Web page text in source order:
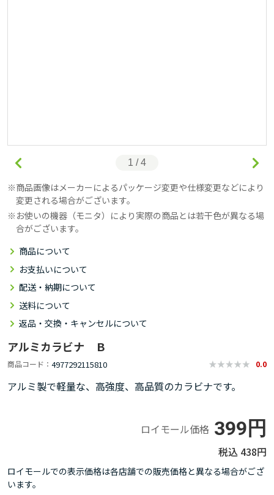
1 / 4
商品画像はメーカーによるパッケージ変更や仕様変更などにより
変更される場合がございます。
お使いの機器（モニタ）により実際の商品とは若干色が異なる場
合がございます。
商品について
お支払いについて
配送・納期について
送料について
返品・交換・キャンセルについて
アルミカラビナ Ｂ
商品コード 4977292115810 0.0
アルミ製で軽量な、高強度、高品質のカラビナです。
ロイモール価格 399円
438円
ロイモールでの表示価格は各店舗での販売価格と異なる場合がござ
います。